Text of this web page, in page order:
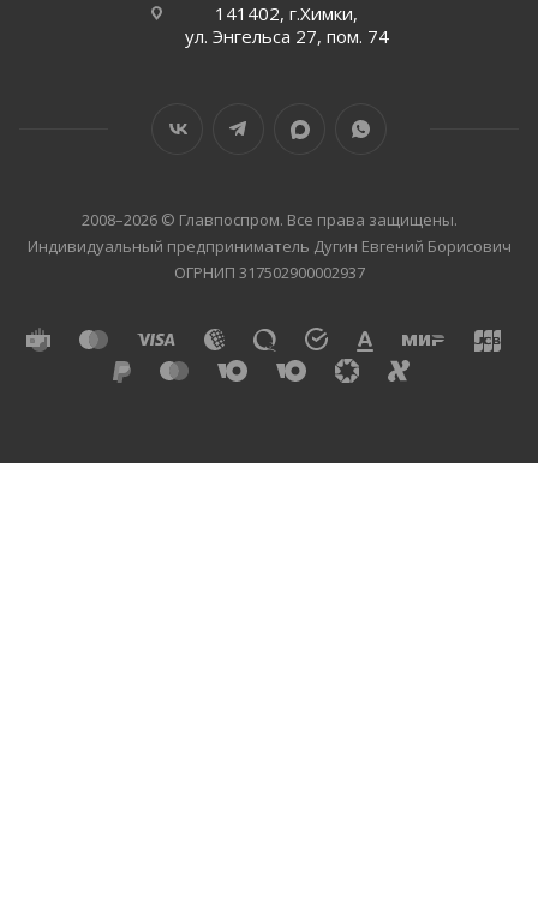
141402, г.Химки,
ул. Энгельса 27, пом. 74
2008–2026 © Главпоспром. Все права защищены.
Индивидуальный предприниматель Дугин Евгений Борисович
ОГРНИП 317502900002937